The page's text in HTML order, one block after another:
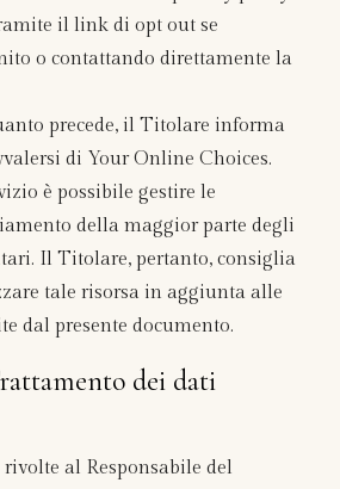
il link di opt out se
o contattando direttamente la
precede, il Titolare informa
di Your Online Choices.
è possibile gestire le
della maggior parte degli
Il Titolare, pertanto, consiglia
tale risorsa in aggiunta alle
dal presente documento.
dei dati
al Responsabile del